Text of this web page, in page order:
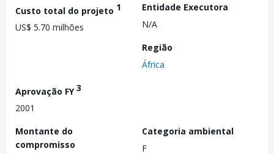
Custo total do projeto 1
US$ 5.70 milhões
Entidade Executora
N/A
Região
África
Aprovação FY3
2001
Montante do
compromisso
Categoria ambiental
F